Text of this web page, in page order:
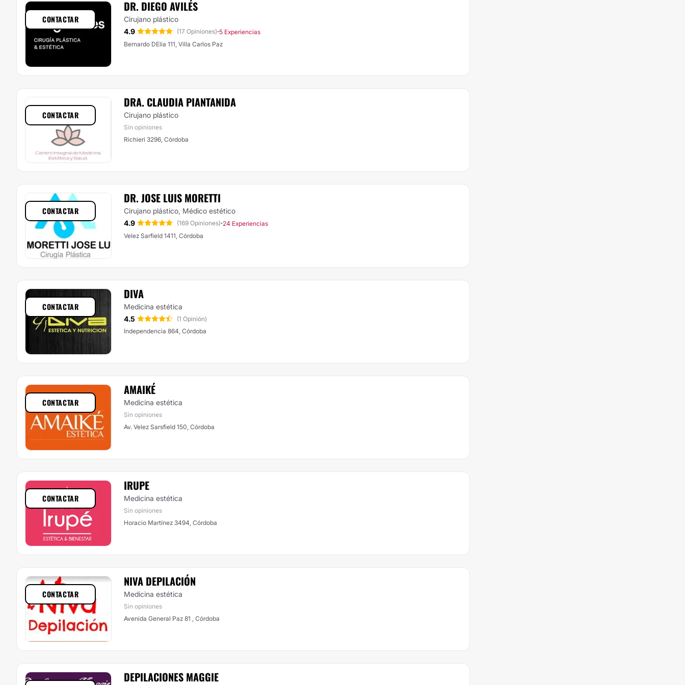
DR. DIEGO AVILÉS
Cirujano plástico
4.9
(17 Opiniones)·5 Experiencias
Bernardo DElia 111, Villa Carlos Paz
CONTACTAR
DRA. CLAUDIA PIANTANIDA
Cirujano plástico
Sin opiniones
Richieri 3296, Córdoba
CONTACTAR
DR. JOSE LUIS MORETTI
Cirujano plástico, Médico estético
4.9
(169 Opiniones)·24 Experiencias
Velez Sarfield 1411, Córdoba
CONTACTAR
DIVA
Medicina estética
4.5
(1 Opinión)
Independencia 864, Córdoba
CONTACTAR
AMAIKÉ
Medicina estética
Sin opiniones
Av. Velez Sarsfield 150, Córdoba
CONTACTAR
IRUPE
Medicina estética
Sin opiniones
Horacio Martínez 3494, Córdoba
CONTACTAR
NIVA DEPILACIÓN
Medicina estética
Sin opiniones
Avenida General Paz 81 , Córdoba
CONTACTAR
DEPILACIONES MAGGIE